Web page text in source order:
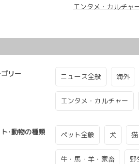
エンタメ・カルチャ
リー ニュース全般 海外
エンタメ・カルチャー
･動物の種類 ペット全般 犬 猫
牛・馬・羊・家畜 野